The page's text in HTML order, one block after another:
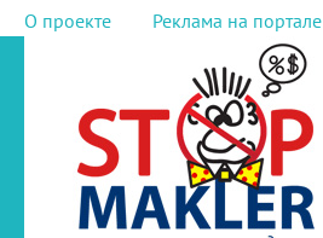
О проекте Реклама на портале